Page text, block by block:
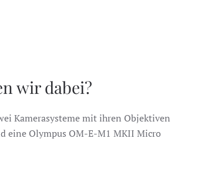
wir dabei?
Kamerasysteme mit ihren Objektiven
eine Olympus OM-E-M1 MKII Micro